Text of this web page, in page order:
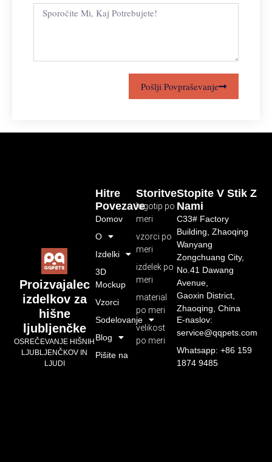
Pošlji Povpraševanje
Proizvajalec
izdelkov za
hišne
ljubljenčke
OSREČEVANJE HIŠNIH
LJUBLJENČKOV IN
LJUDI
Storitve
logotip po
meri
vzorci po
meri
izdelek po
meri
material
po meri
velikost
po meri
Hitre
Povezave
Domov
O
Izdelki
3D
Mockup
Vzorci
Sodelovanje
Blog
Pišite na
Stopite V Stik Z
Nami
C33# Factory
Building, Zhaoqing
Wanyang
Zongchuang City,
No.41 Dawang
Avenue,
Gaoxin District,
Zhaoqing, China
E-naslov:
service@qqpets.com
Whatsapp: +86 159
1874 9485